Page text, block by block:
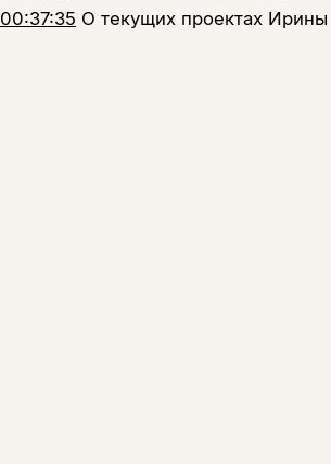
00:37:35 О текущих проектах